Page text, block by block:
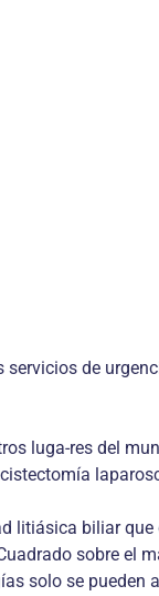
de
luga-res del
litiásica biliar
sobre el
solo se pueden